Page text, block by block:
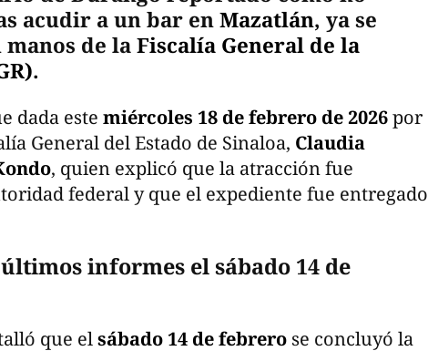
acudir a un bar enMazatlán, ya se
de laFiscalía General de la
.
dada este miércoles 18 de febrero de 2026por
General del Estado de Sinaloa, Claudia
, quien explicó que la atracción fue
federal y que el expediente fue entregado
informes el sábado 14 de
que elsábado 14 de febrero se concluyó la